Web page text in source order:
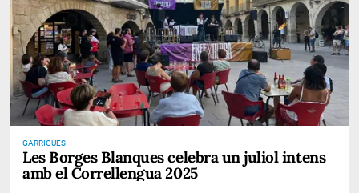
GARRIGUES
Les Borges Blanques celebra un juliol intens
amb el Correllengua 2025